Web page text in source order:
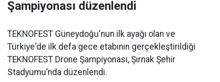
Şampiyonası düzenlendi
TEKNOFEST Güneydoğu'nun ilk ayağı olan ve
Türkiye'de ilk defa gece etabının gerçekleştirildiği
TEKNOFEST Drone Şampiyonası, Şırnak Şehir
Stadyumu’nda düzenlendi.